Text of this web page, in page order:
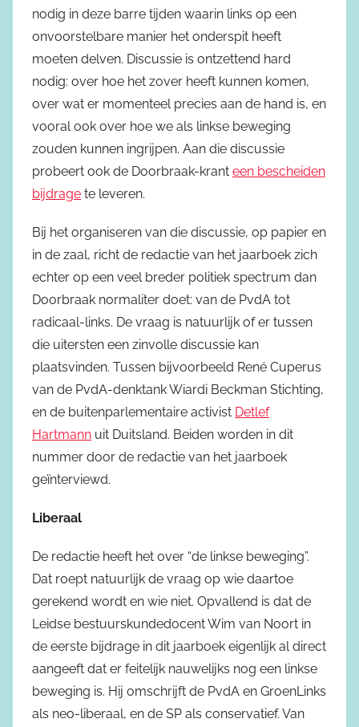
nodig in deze barre tijden waarin links op een
onvoorstelbare manier het onderspit heeft
moeten delven. Discussie is ontzettend hard
nodig: over hoe het zover heeft kunnen komen,
over wat er momenteel precies aan de hand is, en
vooral ook over hoe we als linkse beweging
zouden kunnen ingrijpen. Aan die discussie
probeert ook de Doorbraak-krant een bescheiden
bijdrage te leveren.
Bij het organiseren van die discussie, op papier en
in de zaal, richt de redactie van het jaarboek zich
echter op een veel breder politiek spectrum dan
Doorbraak normaliter doet: van de PvdA tot
radicaal-links. De vraag is natuurlijk of er tussen
die uitersten een zinvolle discussie kan
plaatsvinden. Tussen bijvoorbeeld René Cuperus
van de PvdA-denktank Wiardi Beckman Stichting,
en de buitenparlementaire activist Detlef
Hartmann uit Duitsland. Beiden worden in dit
nummer door de redactie van het jaarboek
geïnterviewd.
Liberaal
De redactie heeft het over “de linkse beweging”.
Dat roept natuurlijk de vraag op wie daartoe
gerekend wordt en wie niet. Opvallend is dat de
Leidse bestuurskundedocent Wim van Noort in
de eerste bijdrage in dit jaarboek eigenlijk al direct
aangeeft dat er feitelijk nauwelijks nog een linkse
beweging is. Hij omschrijft de PvdA en GroenLinks
als neo-liberaal, en de SP als conservatief. Van